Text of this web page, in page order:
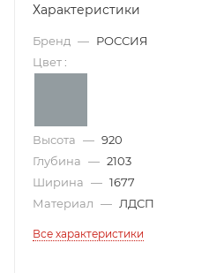
Характеристики
Бренд — РОССИЯ
Цвет :
Высота — 920
Глубина — 2103
Ширина — 1677
Материал — ЛДСП
Все характеристики